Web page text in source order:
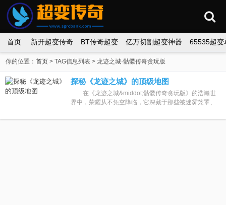
首页 新开超变传奇 BT传奇超变 亿万切割超变神器 65535超变
你的位置：首页 > TAG信息列表 > 龙迹之城·骷髅传奇贪玩版
探秘《龙迹之城》的顶级地图
在《龙迹之城&middot;骷髅传奇贪玩版》的浩瀚世
界中，荣耀从不凭空降临，它深藏于那些被迷雾笼罩、
村的安宁，也没有主城的...